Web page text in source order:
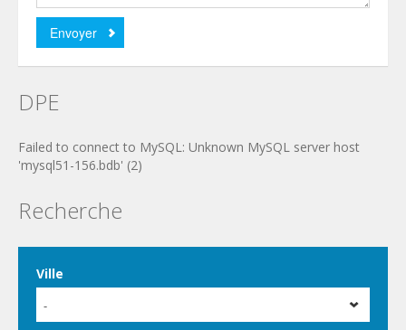
Envoyer
DPE
Failed to connect to MySQL: Unknown MySQL server host
'mysql51-156.bdb' (2)
Recherche
Ville
-